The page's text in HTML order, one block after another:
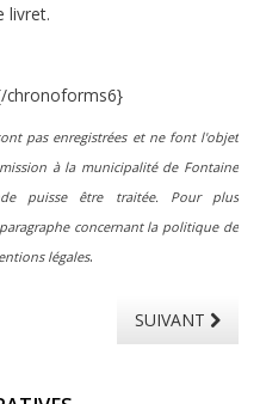
17h00
17h00
17h00
17h00
livret.
chronoforms6}
pas enregistrées et ne font l'objet
à la municipalité de Fontaine
puisse être traitée. Pour plus
concernant la politique de
légales.
SUIVANT